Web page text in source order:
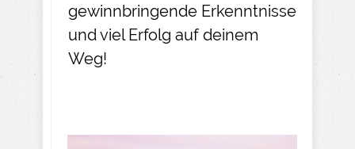
gewinnbringende Erkenntnisse
und viel Erfolg auf deinem
Weg!